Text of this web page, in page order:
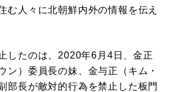
む人々に北朝鮮内外の情報を伝え
したのは、2020年6月4日、金正
ン）委員長の妹、金与正（キム・
部長が敵対的行為を禁止した板門